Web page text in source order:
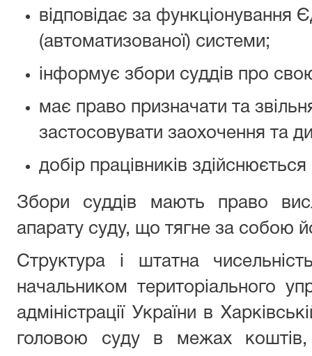
відповідає за функціонування
(автоматизованої) системи;
інформує збори суддів про
має право призначати та
застосовувати заохочення та
добір працівників
Збори суддів мають право
апарату суду, що тягне за собою
Структура і штатна
начальником територіального
адміністрації України в
головою суду в межах